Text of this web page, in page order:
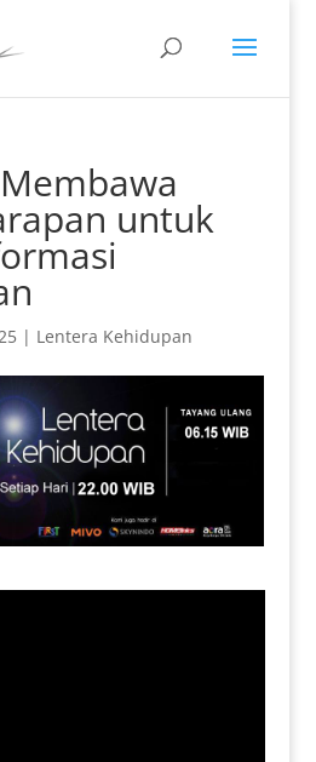
untuk
| Lentera Kehidupan